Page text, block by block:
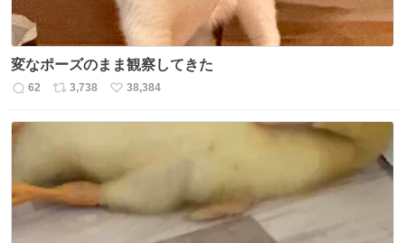
変なポーズのまま観察してきた
返
数
62
リ
数
3,738
い
38,384